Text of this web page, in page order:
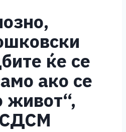
ќе се
ако се
живот“,
СДСМ